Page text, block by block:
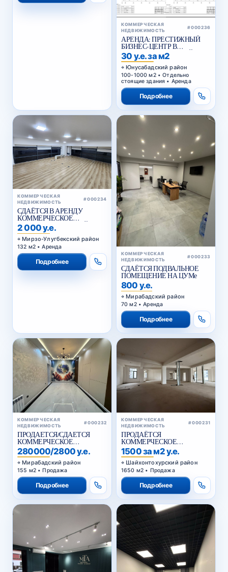
КОММЕРЧЕСКАЯ
НЕДВИЖИМОСТЬ
#000236
АРЕНДА: ПРЕСТИЖНЫЙ
БИЗНЕС-ЦЕНТР В
ЮНУСАБАДСКОМ РАЙОНЕ
30 у.е. за м2
Юнусабадский район
100-1000 м2 • Отдельно
стоящие здания • Аренда
Подробнее
КОММЕРЧЕСКАЯ
НЕДВИЖИМОСТЬ
#000234
СДАЁТСЯ В АРЕНДУ
КОММЕРЧЕСКОЕ
ПОМЕЩЕНИЕ В АКАЙ
СИТИ
2 000 у.е.
Мирзо-Улугбекский район
132 м2 • Аренда
Подробнее
КОММЕРЧЕСКАЯ
НЕДВИЖИМОСТЬ
#000233
СДАЁТСЯ ПОДВАЛЬНОЕ
ПОМЕЩЕНИЕ НА ЦУМе
800 у.е.
Мирабадский район
70 м2 • Аренда
Подробнее
КОММЕРЧЕСКАЯ
НЕДВИЖИМОСТЬ
#000232
ПРОДАЕТСЯ/СДАЕТСЯ
КОММЕРЧЕСКОЕ
ПОМЕЩЕНИЕ НУКУССКАЯ
280000/2800 у.е.
Мирабадский район
155 м2 • Продажа
Подробнее
КОММЕРЧЕСКАЯ
НЕДВИЖИМОСТЬ
#000231
ПРОДАЁТСЯ
КОММЕРЧЕСКОЕ
ПОМЕЩЕНИЕ ВДОЛЬ
ДОРОГИ , КУКЧА
1500 за м2 у.е.
Шайхонтохурский район
1650 м2 • Продажа
Подробнее